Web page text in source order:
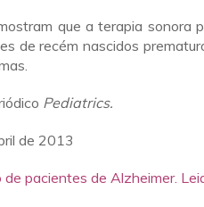
que a terapia sonora
de recém nascidos
Pediatrics.
de 2013
pacientes de Alzheimer.